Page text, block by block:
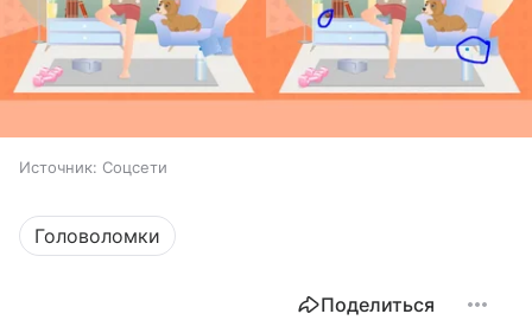
Источник: Соцсети
Головоломки
Поделиться